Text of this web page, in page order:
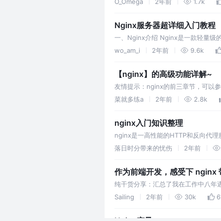
Nginx服务器超详细入门教程
一、Nginx介绍 Nginx是一款轻量级
发，由于它的内存占用少，启动速度
wo_am_i 2年前 9.6k
【nginx】的高级功能详解~
友情提示：nginx的前三章节，可以
活动连接？ 4.2 echo 第三方模块
菜就多练a 2年前 2.8k
nginx入门知识整理
nginx是一高性能的HTTP和反向代
理大量的并发连接，使得它非常适用
落日时分带来的忧伤 2年前
作为前端开发，感受下 nginx
纯干货分享：汇总了我在工作中八
而深入的内容。希望这能为你提供帮
Sailing 2年前 30k